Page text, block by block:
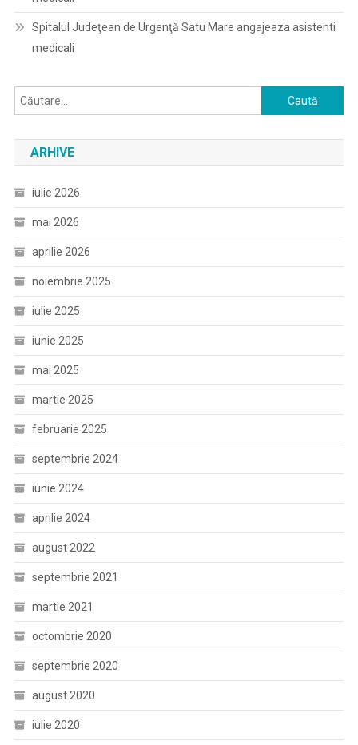
Spitalul Judeţean de Urgenţă Satu Mare angajeaza asistenti
medicali
Caută
după:
ARHIVE
iulie 2026
mai 2026
aprilie 2026
noiembrie 2025
iulie 2025
iunie 2025
mai 2025
martie 2025
februarie 2025
septembrie 2024
iunie 2024
aprilie 2024
august 2022
septembrie 2021
martie 2021
octombrie 2020
septembrie 2020
august 2020
iulie 2020